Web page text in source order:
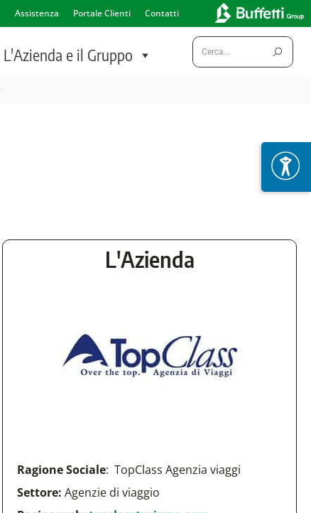
Assistenza Portale Clienti Contatti
L'Azienda e il Gruppo
Cerca:
L'Azienda
Ragione Sociale: TopClass Agenzia viaggi
Settore:Agenzie di viaggio